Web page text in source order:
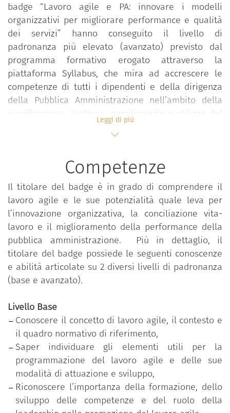
badge “Lavoro agile e PA: innovare i modelli
organizzativi per migliorare performance e qualità
dei servizi” hanno conseguito il livello di
padronanza più elevato (avanzato) previsto dal
programma formativo erogato attraverso la
piattaforma Syllabus, che mira ad accrescere le
competenze di tutti i dipendenti e della dirigenza
della Pubblica Amministrazione nell’ambito della
pianificazione, gestione, monitoraggio e utilizzo del
lavoro agile promuovendo una conoscenza
approfondita del “lavoro agile” e della sua
per il miglioramento della conciliazione vita-lavoro
e della performance individuale e organizzativa.
In particolare, il programma, articolato in due livelli
di padronanza (base e avanzato), affronta la
questione definitoria, delinea il contesto e il quadro
normativo di riferimento e richiama gli strumenti
organizzativi disponibili e necessari per
l’applicazione del lavoro agile. Inoltre, il programma
affronta il tema delle competenze abilitanti
degli effetti che esso può avere, compresi quelli
negativi legati a isolamento e tecnostress.
Il dipendente pubblico che ha conseguito il badge
ha partecipato al percorso formativo,
personalizzato in funzione dell’effettivo fabbisogno
di competenze individuale rilevato attraverso un
test di assessment iniziale, e ha superato con
successo il test di verifica delle competenze
Leggi di più
Competenze
Il titolare del badge è in grado di comprendere il
lavoro agile e le sue potenzialità quale leva per
l’innovazione organizzativa, la conciliazione vita-
lavoro e il miglioramento della performance della
pubblica amministrazione. Più in dettaglio, il
titolare del badge possiede le seguenti conoscenze
e abilità articolate su 2 diversi livelli di padronanza
(base e avanzato).
Livello Base
Conoscere il concetto di lavoro agile, il contesto e
il quadro normativo di riferimento,
Saper individuare gli elementi utili per la
programmazione del lavoro agile e delle sue
modalità di attuazione e sviluppo,
Riconoscere l’importanza della formazione, dello
sviluppo delle competenze e del ruolo della